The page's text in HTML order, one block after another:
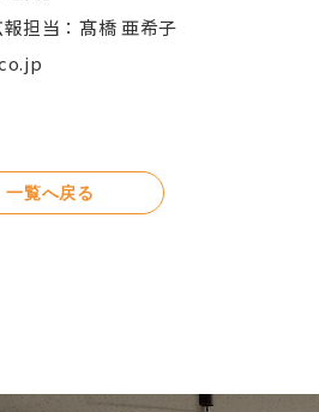
担当：髙橋 亜希子
一覧へ戻る